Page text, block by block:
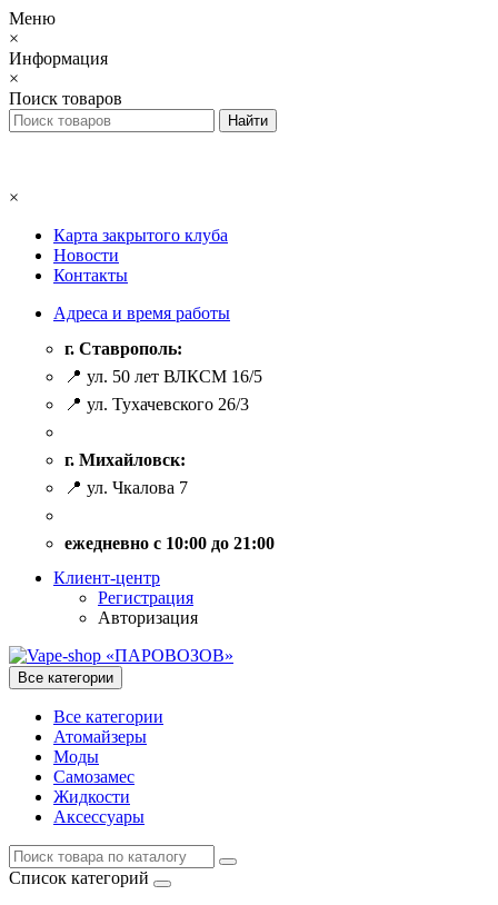
Меню
×
Информация
×
Поиск товаров
×
Карта закрытого клуба
Новости
Контакты
Адреса и время работы
г. Ставрополь:
📍 ул. 50 лет ВЛКСМ 16/5
📍 ул. Тухачевского 26/3
г. Михайловск:
📍 ул. Чкалова 7
ежедневно с 10:00 до 21:00
Клиент-центр
Регистрация
Авторизация
Все категории
Все категории
Атомайзеры
Моды
Самозамес
Жидкости
Аксессуары
Список категорий